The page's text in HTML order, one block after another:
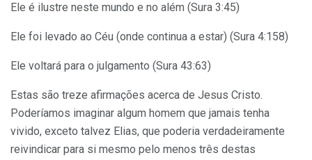
Ele é ilustre neste mundo e no além (Sura 3:45)
Ele foi levado ao Céu (onde continua a estar) (Sura 4:158)
Ele voltará para o julgamento (Sura 43:63)
Estas são treze afirmações acerca de Jesus Cristo.
Poderíamos imaginar algum homem que jamais tenha
vivido, exceto talvez Elias, que poderia verdadeiramente
reivindicar para si mesmo pelo menos três destas